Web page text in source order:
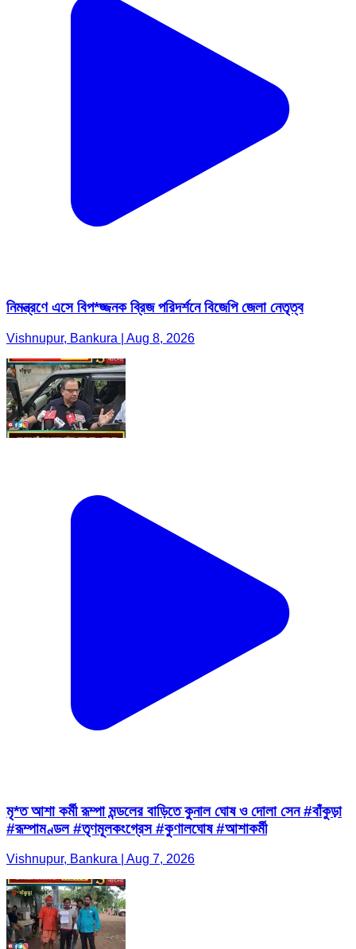
নিমন্ত্রণে এসে বিপ*জ্জনক ব্রিজ পরিদর্শনে বিজেপি জেলা নেতৃত্ব
Vishnupur, Bankura | Aug 8, 2026
মৃ*ত আশা কর্মী রূম্পা মন্ডলের বাড়িতে কুনাল ঘোষ ও দোলা সেন #বাঁকুড়া
#রূম্পামণ্ডল #তৃণমূলকংগ্রেস #কুণালঘোষ #আশাকর্মী
Vishnupur, Bankura | Aug 7, 2026